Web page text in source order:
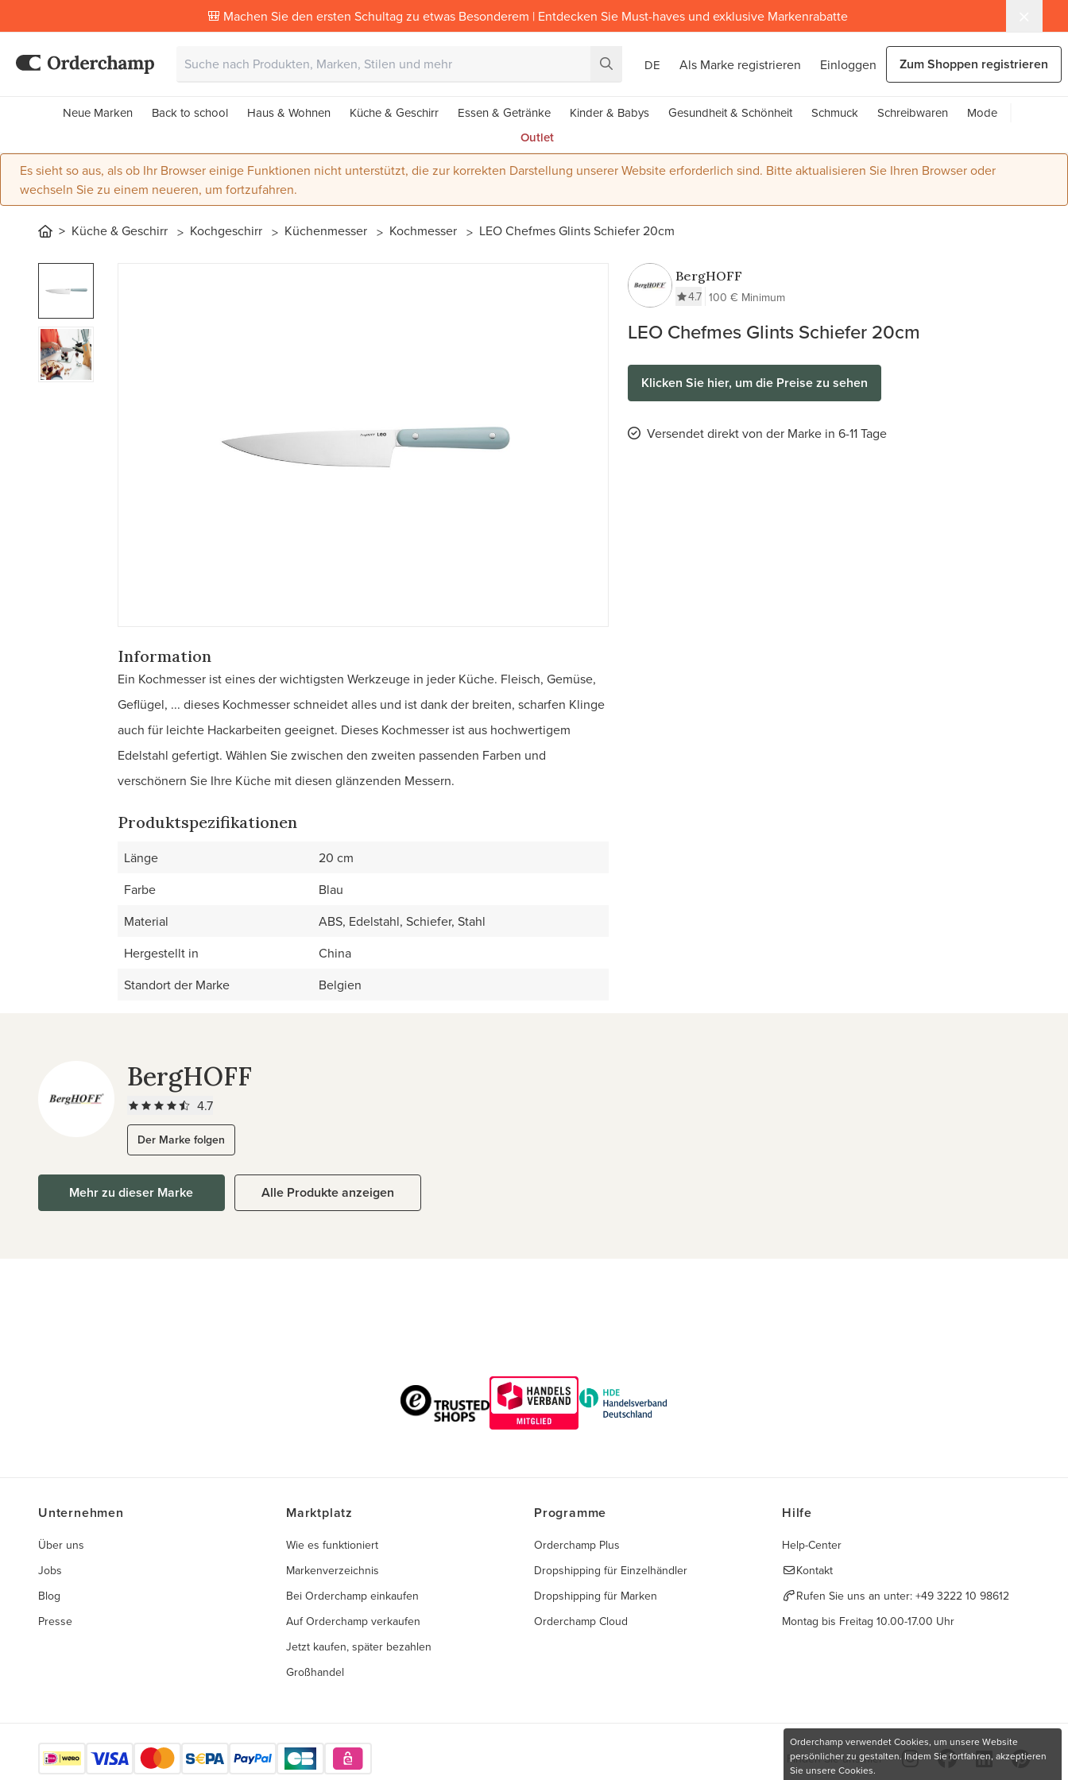
🎒 Machen Sie den ersten Schultag zu etwas Besonderem | Entdecken Sie Must-haves und exklusive Markenrabatte
DE Als Marke registrieren Einloggen Zum Shoppen registrieren
Neue Marken Back to school Haus & Wohnen Küche & Geschirr Essen & Getränke Kinder & Babys Gesundheit & Schönheit Schmuck Schreibwaren
Mode
Outlet
Es sieht so aus, als ob Ihr Browser einige Funktionen nicht unterstützt, die zur korrekten Darstellung unserer Website erforderlich sind. Bitte aktualisieren Sie Ihren Browser oder
wechseln Sie zu einem neueren, um fortzufahren.
Küche & Geschirr Kochgeschirr Küchenmesser Kochmesser LEO Chefmes Glints Schiefer 20cm
BergHOFF
4.7 100 € Minimum
LEO Chefmes Glints Schiefer 20cm
Klicken Sie hier, um die Preise zu sehen
Versendet direkt von der Marke in 6-11 Tage
Information
Ein Kochmesser ist eines der wichtigsten Werkzeuge in jeder Küche. Fleisch, Gemüse,
Geflügel, ... dieses Kochmesser schneidet alles und ist dank der breiten, scharfen Klinge
auch für leichte Hackarbeiten geeignet. Dieses Kochmesser ist aus hochwertigem
Edelstahl gefertigt. Wählen Sie zwischen den zweiten passenden Farben und
verschönern Sie Ihre Küche mit diesen glänzenden Messern.
Produktspezifikationen
Länge
20 cm
Farbe
Blau
Material
ABS, Edelstahl, Schiefer, Stahl
Hergestellt in
China
Standort der Marke
Belgien
BergHOFF
4.7
Der Marke folgen
Mehr zu dieser Marke Alle Produkte anzeigen
Unternehmen
Über uns
Jobs
Blog
Presse
Marktplatz
Wie es funktioniert
Markenverzeichnis
Bei Orderchamp einkaufen
Auf Orderchamp verkaufen
Jetzt kaufen, später bezahlen
Großhandel
Programme
Orderchamp Plus
Dropshipping für Einzelhändler
Dropshipping für Marken
Orderchamp Cloud
Hilfe
Help-Center
Kontakt
Rufen Sie uns an unter: +49 3222 10 98612
Montag bis Freitag 10.00-17.00 Uhr
Finden Sie uns hier
Orderchamp verwendet Cookies, um unsere Website
persönlicher zu gestalten. Indem Sie fortfahren, akzeptieren
Sie unsere Cookies.